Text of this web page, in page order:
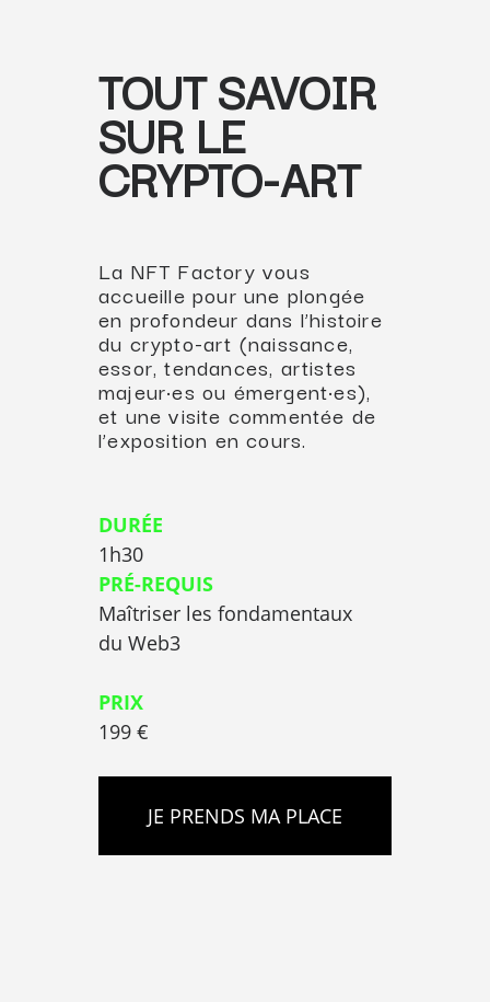
TOUT SAVOIR
SUR LE
CRYPTO-ART
La NFT Factory vous
accueille pour une plongée
en profondeur dans l’histoire
du crypto-art (naissance,
essor, tendances, artistes
majeur·es ou émergent·es),
et une visite commentée de
l’exposition en cours.
DURÉE
1h30
PRÉ-REQUIS
Maîtriser les fondamentaux
du Web3
PRIX
199 €
JE PRENDS MA PLACE